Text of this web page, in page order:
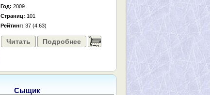
Год: 2009
Страниц: 101
Рейтинг: 37 (4.63)
Читать Подробнее ......
Сыщик